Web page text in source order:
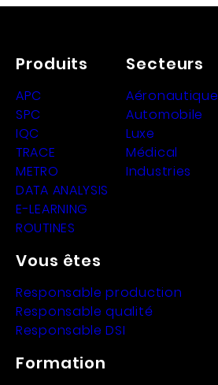
Produits
APC
SPC
IQC
TRACE
METRO
DATA ANALYSIS
E-LEARNING
ROUTINES
Secteurs
Aéronautique
Automobile
Luxe
Médical
Industries
Vous êtes
Responsable production
Responsable qualité
Responsable DSI
Formation